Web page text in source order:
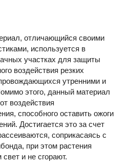
отличающийся своими
используется в
участках для защиты
воздействия резких
утренними и
этого, данный материал
воздействия
способного оставить ожоги
Достигается это за счет
соприкасаясь с
при этом растения
и не сгорают.